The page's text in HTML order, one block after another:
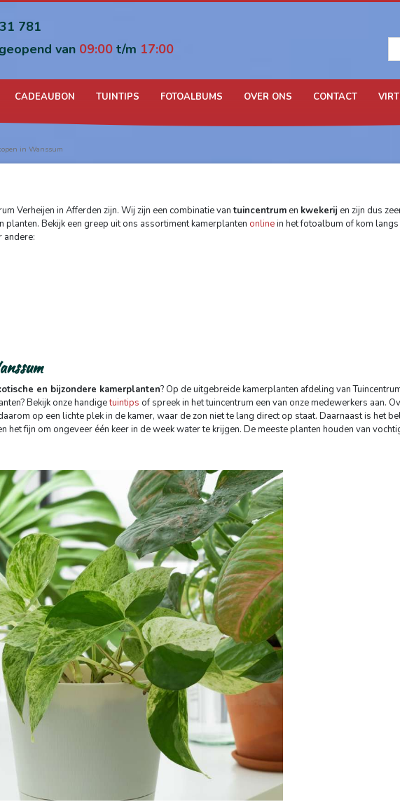
in Wanssum
781
van 09:00 t/m 17:00
CADEAUBON TUINTIPS FOTOALBUMS OVER ONS CONTACT
Verheijen in Afferden zijn. Wij zijn een combinatie vantuincentrum en kwekerij en zijn dus
Bekijk een greep uit ons assortiment kamerplanten onlinein het fotoalbum of kom langs
andere:
en bijzondere kamerplanten? Op de uitgebreide kamerplanten afdeling van
Bekijk onze handigetuintips of spreek in het tuincentrum een van onze medewerkers aan.
op een lichte plek in de kamer, waar de zon niet te lang direct op staat. Daarnaast is het
het fijn om ongeveer één keer in de week water te krijgen. De meeste planten houden van